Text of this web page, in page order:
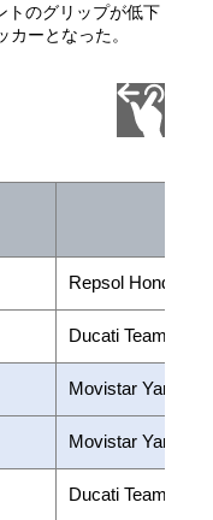
トのグリップが低下
ーとなった。
Repsol Honda
Ducati Team
Movistar Yamaha
Movistar Yamaha
Ducati Team